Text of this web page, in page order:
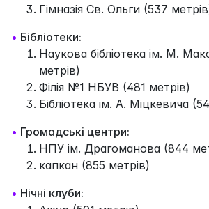
Гімназія Св. Ольги (537
• Бібліотеки:
Наукова бібліотека ім. М.
метрів)
Філія №1 НБУВ (481 метрів)
Бібліотека ім. А. Міцкевича
• Громадські центри:
НПУ ім. Драгоманова (844
капкан (855 метрів)
• Нічні клуби: